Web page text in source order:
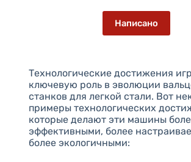
Написано
Технологические достижения
ключевую роль в эволюции
станков для легкой стали. Вот
примеры технологических
которые делают эти машины
эффективными, более
более экологичными: